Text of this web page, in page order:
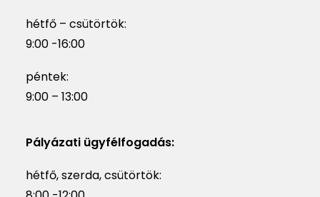
hétfő – csütörtök:
9:00 -16:00
péntek:
9:00 – 13:00
Pályázati ügyfélfogadás:
hétfő, szerda, csütörtök: